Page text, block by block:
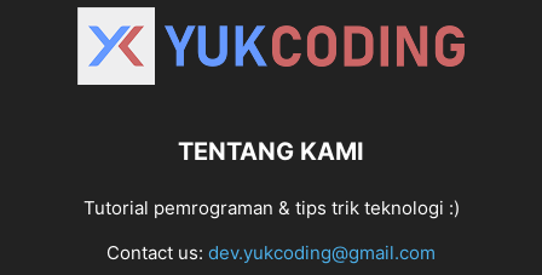
TENTANG KAMI
Tutorial pemrograman & tips trik teknologi :)
Contact us: dev.yukcoding@gmail.com